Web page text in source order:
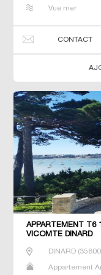
Prestige
Vue mer
CONTACT
APPARTEMENT T6
VICOMTE DINARD
DINARD(35800
Appartement